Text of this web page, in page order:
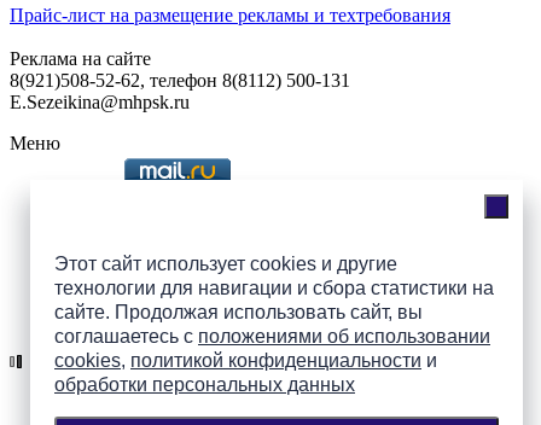
Этот сайт использует cookies и другие
технологии для навигации и сбора статистики на
сайте. Продолжая использовать сайт, вы
соглашаетесь с положениями об использовании
cookies, политикой конфиденциальности и
обработки персональных данных
Прайс-лист на размещение рекламы и техтребования
Реклама на сайте
8(921)508-52-62, телефон 8(8112) 500-131
E.Sezeikina@mhpsk.ru
Меню
Подпишись на группы
ПАИ в соцсетях!